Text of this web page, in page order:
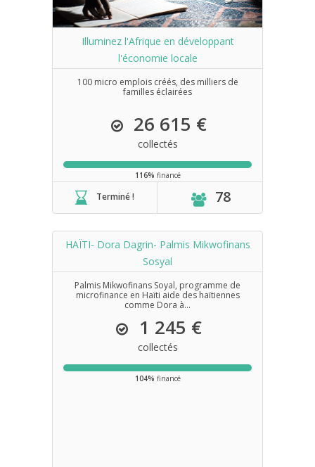
Illuminez l'Afrique en développant
l'économie locale
100 micro emplois créés, des milliers de
familles éclairées
26 615 €
collectés
116% financé
Terminé ! 78
HAÏTI- Dora Dagrin- Palmis Mikwofinans
Sosyal
Palmis Mikwofinans Soyal, programme de
microfinance en Haïti aide des haïtiennes
comme Dora à...
1 245 €
collectés
104% financé